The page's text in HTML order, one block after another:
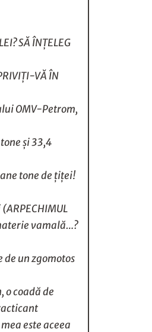
SĂ ÎNŢELEG
VĂ ÎN
OMV-Petrom,
şi 33,4
tone de ţiţei!
vamală…?
un zgomotos
o coadă de
este aceea